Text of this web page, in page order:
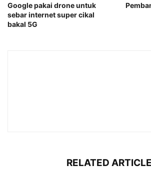
Google pakai drone untuk
sebar internet super cikal
bakal 5G
RELATED